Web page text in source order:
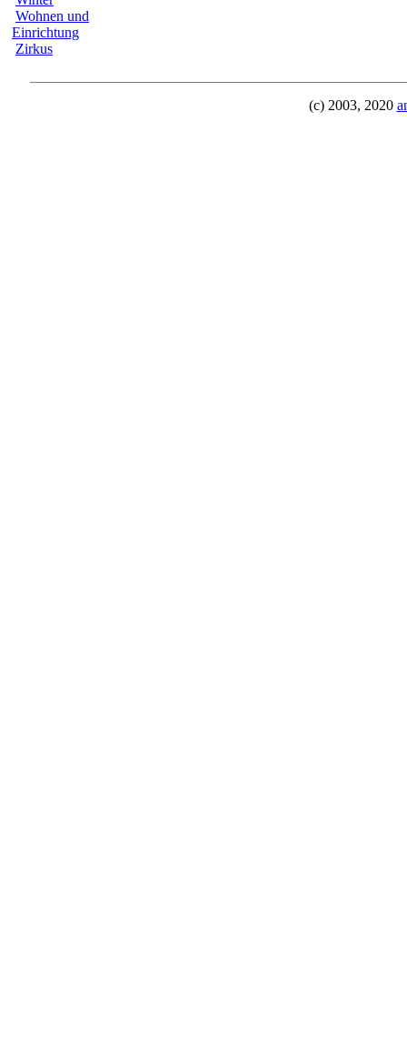
Wohnen und
Einrichtung
Zirkus
(c) 2003, 2020